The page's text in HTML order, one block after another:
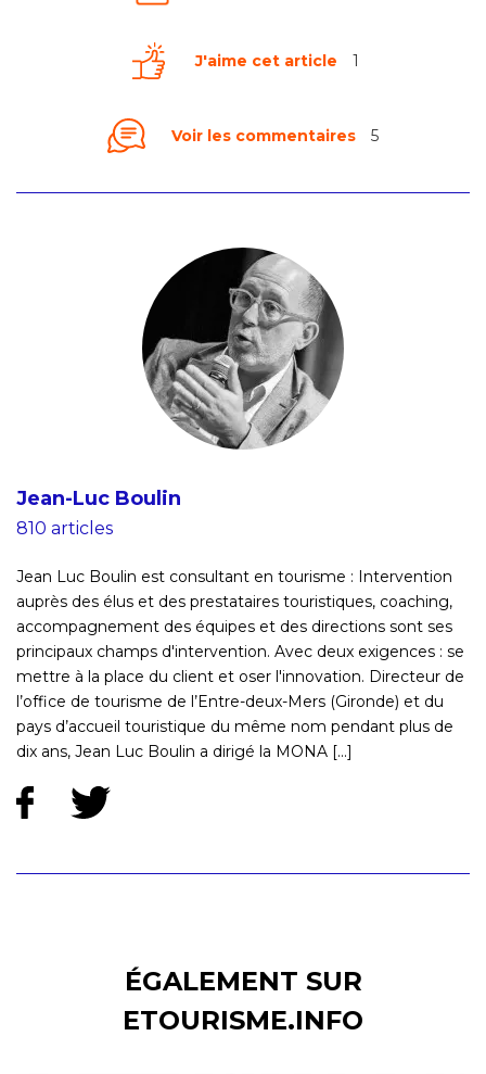
J'aime cet article 1
Voir les commentaires 5
Jean-Luc Boulin
810 articles
Jean Luc Boulin est consultant en tourisme : Intervention
auprès des élus et des prestataires touristiques, coaching,
accompagnement des équipes et des directions sont ses
principaux champs d'intervention. Avec deux exigences : se
mettre à la place du client et oser l'innovation. Directeur de
l’office de tourisme de l’Entre-deux-Mers (Gironde) et du
pays d’accueil touristique du même nom pendant plus de
dix ans, Jean Luc Boulin a dirigé la MONA [...]
ÉGALEMENT SUR
ETOURISME.INFO